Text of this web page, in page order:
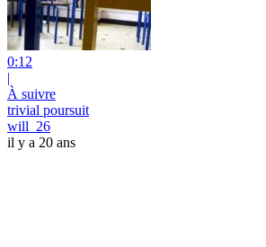
0:12
|
À suivre
trivial poursuit
will_26
il y a 20 ans